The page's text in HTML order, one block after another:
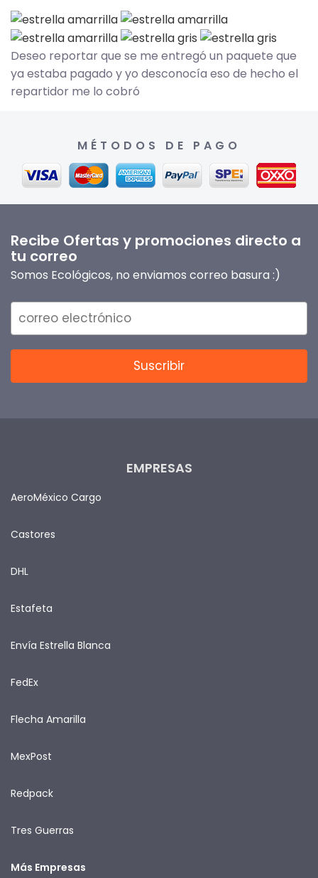
Deseo reportar que se me entregó un paquete que
ya estaba pagado y yo desconocía eso de hecho el
repartidor me lo cobró
MÉTODOS DE PAGO
Recibe Ofertas y promociones directo a
tu correo
Somos Ecológicos, no enviamos correo basura :)
EMPRESAS
AeroMéxico Cargo
Castores
DHL
Estafeta
Envía Estrella Blanca
FedEx
Flecha Amarilla
MexPost
Redpack
Tres Guerras
Más Empresas